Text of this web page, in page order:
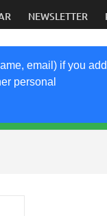
email) if you add
personal
NEWSLETTER